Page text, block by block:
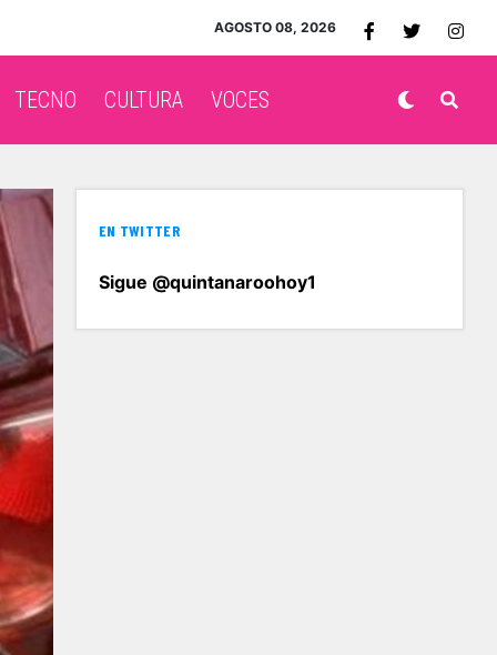
AGOSTO 08, 2026
TECNO CULTURA VOCES
EN TWITTER
Sigue @quintanaroohoy1